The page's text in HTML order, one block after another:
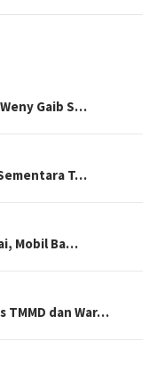
Gaib S…
T…
Mobil Ba…
TMMD dan War…